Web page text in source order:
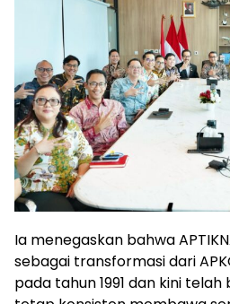
Ia menegaskan bahwa
sebagai transformasi dari
pada tahun 1991 dan kini